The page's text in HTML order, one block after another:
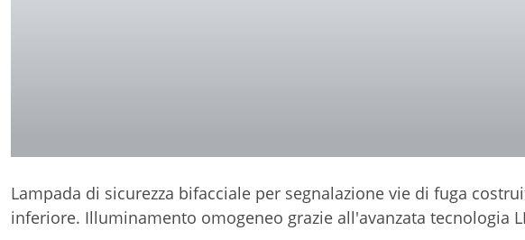
Lampada di sicurezza bifacciale per segnalazione vie di fuga
inferiore. Illuminamento omogeneo grazie all'avanzata tecnologia